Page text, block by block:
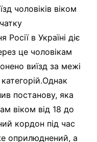
чоловіків віком
в Україні діє
це чоловікам
виїзд за межі
постанову, яка
віком від 18 до
кордон під час
оприлюднений, а